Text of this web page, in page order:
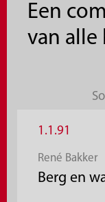
Een
van alle
1.1.91
René Bakker
Berg en